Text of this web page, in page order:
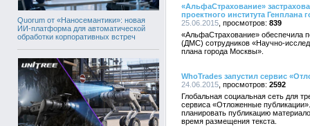
Quorum от «Наносемантики»: новая
ИИ-платформа для автоматической
обработки корпоративных встреч
«АльфаСтрахование»
проектного института Генплана
25.06.2015
839
«АльфаСтрахование» обеспечила
(ДМС) сотрудников «Научно-
плана города Москвы».
WhoTrades запустил сервис
24.06.2015
2592
Глобальная социальная сеть для
сервиса «Отложенные
планировать публикацию
время размещения текста.